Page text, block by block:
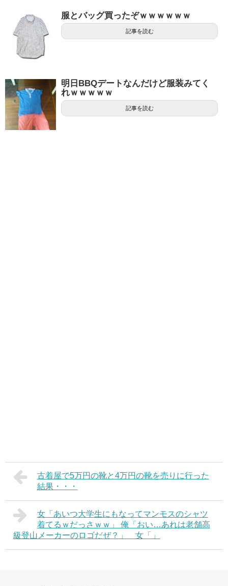
服とバッグ買ったぞｗｗｗｗｗｗ
記事を読む
明日BBQデートなんだけど服装みてく
れｗｗｗｗｗ
記事を読む
古着屋で5万円の靴と4万円の靴を売りに行った
結果・・・
女「あいつ大学生にもなってマンモスのシャツ
着てるｗだっさｗｗ」 俺「おい…あれは老舗高
級登山メーカーのロゴだぜ？」 女「」